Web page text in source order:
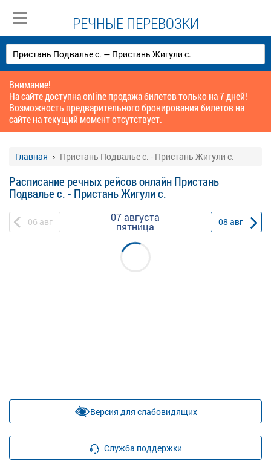
РЕЧНЫЕ ПЕРЕВОЗКИ
Внимание!
На сайте доступна online продажа билетов только на 7 дней!
Возможность предварительного бронирования билетов на
сайте на текущий момент отсутствует.
Главная Пристань Подвалье с. - Пристань Жигули с.
Расписание речных рейсов онлайн Пристань
Подвалье с. - Пристань Жигули с.
06 авг 07 августа
пятница 08 авг
Версия для слабовидящих
Служба поддержки